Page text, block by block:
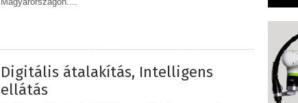
Digitális átalakítás, Intelligens
ellátás